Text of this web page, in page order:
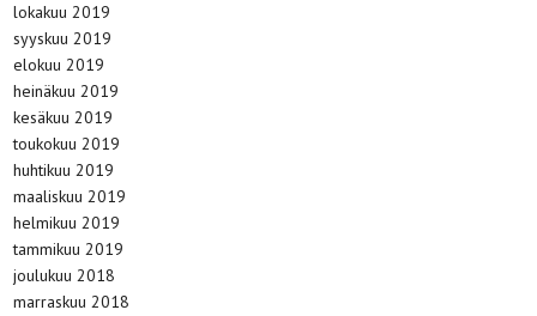
lokakuu 2019
syyskuu 2019
elokuu 2019
heinäkuu 2019
kesäkuu 2019
toukokuu 2019
huhtikuu 2019
maaliskuu 2019
helmikuu 2019
tammikuu 2019
joulukuu 2018
marraskuu 2018